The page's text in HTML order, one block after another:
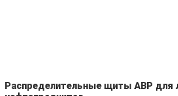
Распределительные щиты АВР для